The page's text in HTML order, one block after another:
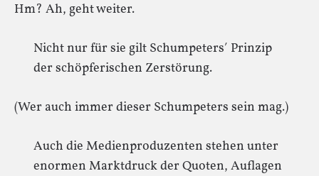
Hm? Ah, geht weiter.
Nicht nur für sie gilt Schumpeters′ Prinzip
der schöpferischen Zerstörung.
(Wer auch immer dieser Schumpeters sein mag.)
Auch die Medienproduzenten stehen unter
enormen Marktdruck der Quoten, Auflagen